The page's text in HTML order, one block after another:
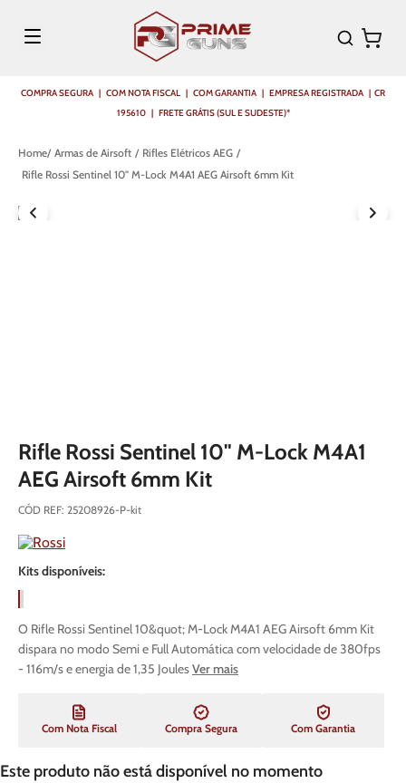
COMPRA SEGURA | COM NOTA FISCAL | COM GARANTIA | EMPRESA REGISTRADA | CR
195610 | FRETE GRÁTIS (SUL E SUDESTE)*
Armas de Airsoft
Rifles Elétricos AEG
Rifle Rossi Sentinel 10" M-Lock M4A1 AEG Airsoft 6mm Kit
Rifle Rossi Sentinel 10" M-Lock M4A1
AEG Airsoft 6mm Kit
CÓD REF: 25208926-P-kit
Kits disponíveis:
O Rifle Rossi Sentinel 10&quot; M-Lock M4A1 AEG Airsoft 6mm Kit
dispara no modo Semi e Full Automática com velocidade de 380fps
- 116m/s e energia de 1,35 JoulesVer mais
Com Nota Fiscal Compra Segura Com Garantia
Este produto não está disponível no momento